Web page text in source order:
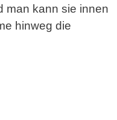
man kann sie innen
hinweg die